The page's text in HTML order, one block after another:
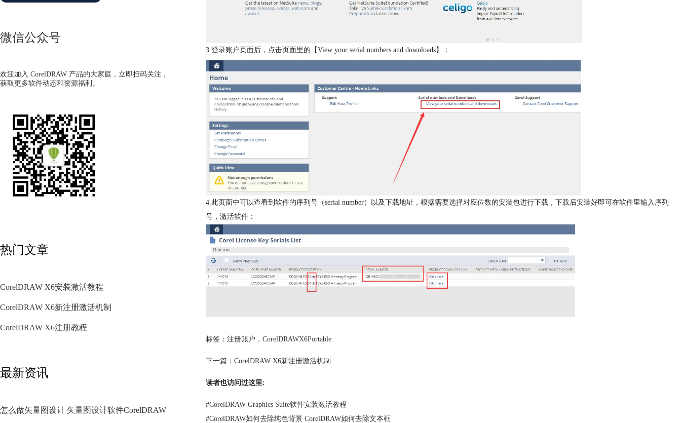
微信公众号
欢迎加入 CorelDRAW 产品的大家庭，立即扫码关注，
获取更多软件动态和资源福利。
热门文章
CorelDRAW X6安装激活教程
CorelDRAW X6新注册激活机制
CorelDRAW X6注册教程
最新资讯
怎么做矢量图设计 矢量图设计软件CorelDRAW
3.登录账户页面后，点击页面里的【View your serial numbers and downloads】：
4.此页面中可以查看到软件的序列号（serial number）以及下载地址，根据需要选择对应位数的安装包进行下载，下载后安装好即可在软件里输入序列
号，激活软件：
标签： 注册账户 ， CorelDRAWX6Portable
下一篇： CorelDRAW X6新注册激活机制
读者也访问过这里:
#CorelDRAW Graphics Suite软件安装激活教程
#CorelDRAW如何去除纯色背景 CorelDRAW如何去除文本框